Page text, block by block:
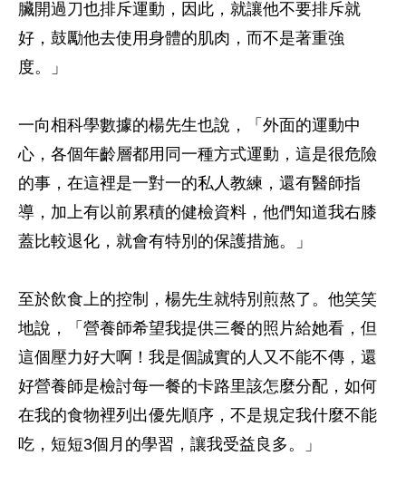
臟開過刀也排斥運動，因此，就讓他不要排斥就
好，鼓勵他去使用身體的肌肉，而不是著重強
度。」
一向相科學數據的楊先生也說，「外面的運動中
心，各個年齡層都用同一種方式運動，這是很危險
的事，在這裡是一對一的私人教練，還有醫師指
導，加上有以前累積的健檢資料，他們知道我右膝
蓋比較退化，就會有特別的保護措施。」
至於飲食上的控制，楊先生就特別煎熬了。他笑笑
地說，「營養師希望我提供三餐的照片給她看，但
這個壓力好大啊！我是個誠實的人又不能不傳，還
好營養師是檢討每一餐的卡路里該怎麼分配，如何
在我的食物裡列出優先順序，不是規定我什麼不能
吃，短短3個月的學習，讓我受益良多。」